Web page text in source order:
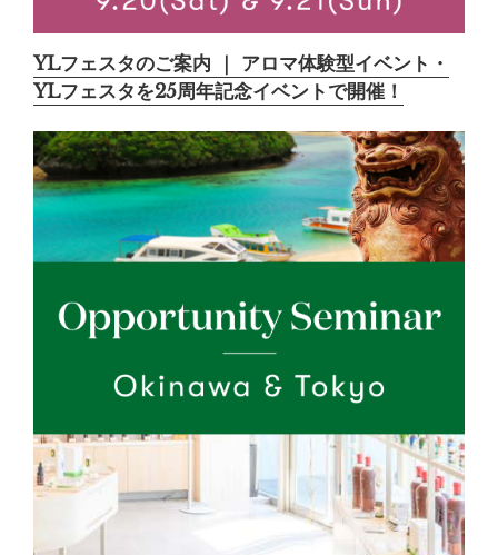
YLフェスタのご案内 ｜ アロマ体験型イベント・
YLフェスタを25周年記念イベントで開催！